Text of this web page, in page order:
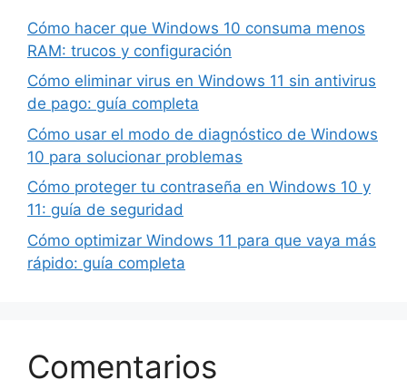
Cómo hacer que Windows 10 consuma menos
RAM: trucos y configuración
Cómo eliminar virus en Windows 11 sin antivirus
de pago: guía completa
Cómo usar el modo de diagnóstico de Windows
10 para solucionar problemas
Cómo proteger tu contraseña en Windows 10 y
11: guía de seguridad
Cómo optimizar Windows 11 para que vaya más
rápido: guía completa
Comentarios